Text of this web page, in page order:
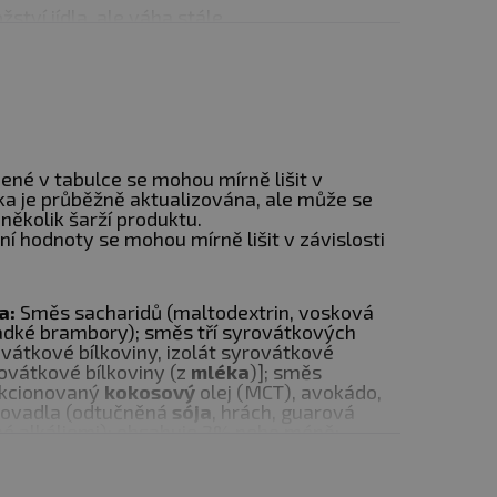
ale především
obsahuje
tukovou tkáň. Je to
k budování svalů,
XXXtreme je
to obyčejný gainer - je
Nyní můžete
výsledky své
v tabulce se mohou mírně lišit v
je průběžně aktualizována, ale může se
šarží produktu.
hodnoty se mohou mírně lišit v závislosti
Směs sacharidů (maltodextrin, vosková
brambory); směs tří syrovátkových
bílkoviny, izolát syrovátkové
bílkoviny (z mléka)]; směs
kokosový olej (MCT), avokádo,
(odtučněná sója , hrách, guarová
smetanové aroma, sůl,